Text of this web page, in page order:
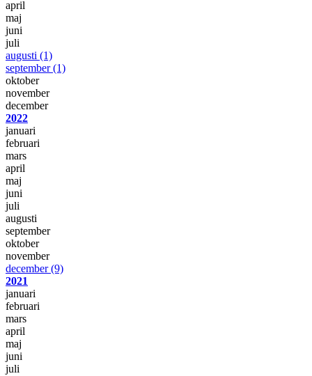
april
maj
juni
juli
augusti (1)
september(1)
oktober
november
december
2022
januari
februari
mars
april
maj
juni
juli
augusti
september
oktober
november
december(9)
2021
januari
februari
mars
april
maj
juni
juli